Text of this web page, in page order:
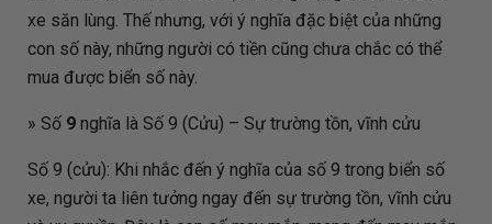
xe săn lùng. Thế nhưng, với ý nghĩa đặc biệt của những
con số này, những người có tiền cũng chưa chắc có thể
mua được biển số này.
» Số 9nghĩa là Số 9 (Cửu) – Sự trường tồn, vĩnh cửu
Số 9 (cửu): Khi nhắc đến ý nghĩa của số 9 trong biển số
xe, người ta liên tưởng ngay đến sự trường tồn, vĩnh cửu